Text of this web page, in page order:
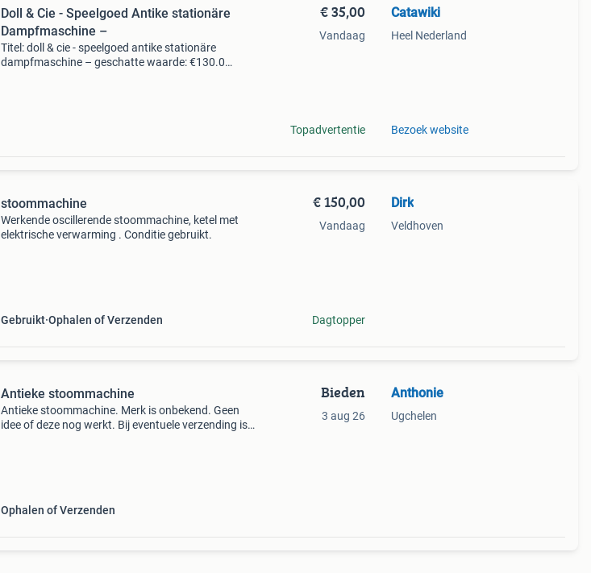
Doll & Cie - Speelgoed Antike stationäre
Dampfmaschine –
Titel: doll & cie - speelgoed antike stationäre
dampfmaschine – geschatte waarde: €130.0
€ 35,00
Vandaag
Topadvertentie
Catawiki
Heel Nederland
Bezoek website
stoommachine
Werkende oscillerende stoommachine, ketel met
elektrische verwarming . Conditie gebruikt.
Gebruikt Ophalen of Verzenden
€ 150,00
Vandaag
Dagtopper
Dirk
Veldhoven
Antieke stoommachine
Antieke stoommachine. Merk is onbekend. Geen
idee of deze nog werkt. Bij eventuele verzending is
Ophalen of Verzenden
Bieden
3 aug 26
Anthonie
Ugchelen